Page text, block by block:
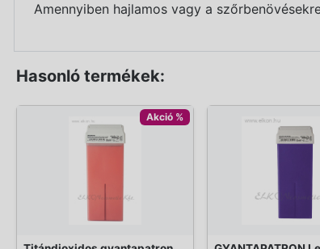
Amennyiben hajlamos vagy a
Hasonló termékek:
Akció %